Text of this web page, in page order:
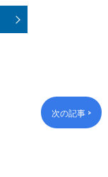
次の記事 >